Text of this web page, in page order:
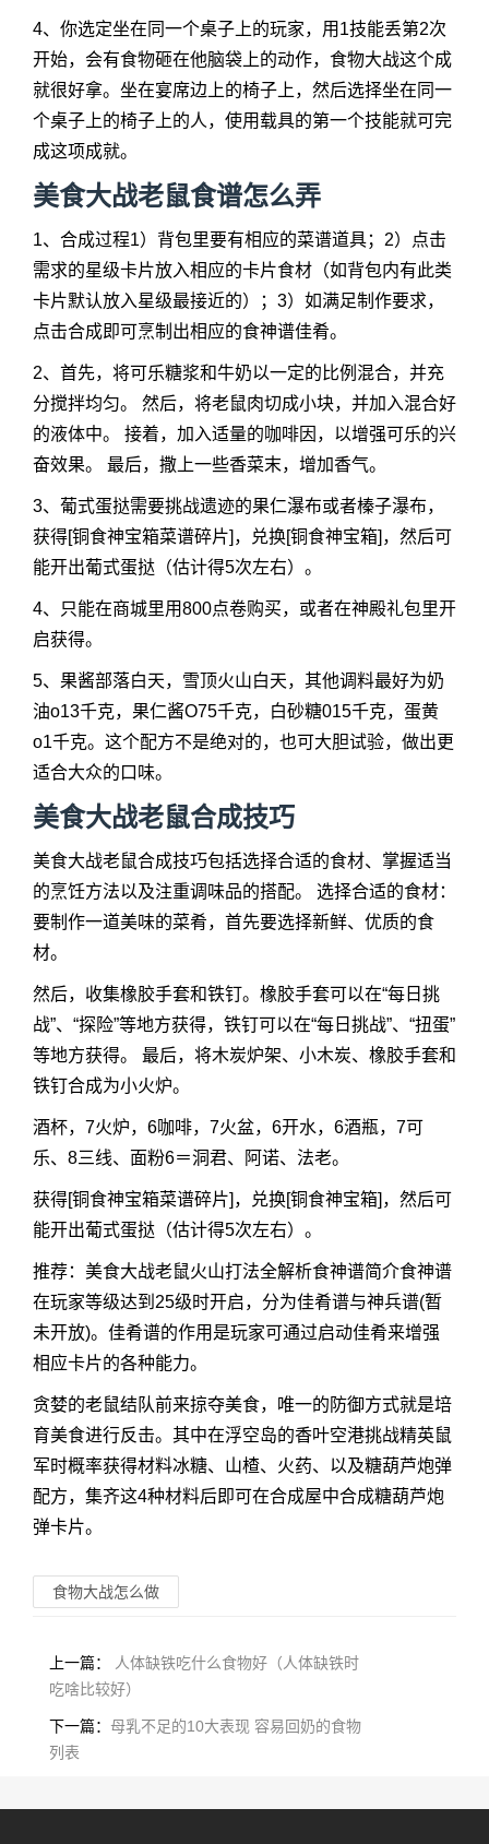
4、你选定坐在同一个桌子上的玩家，用1技能丢第2次
开始，会有食物砸在他脑袋上的动作，食物大战这个成
就很好拿。坐在宴席边上的椅子上，然后选择坐在同一
个桌子上的椅子上的人，使用载具的第一个技能就可完
成这项成就。
美食大战老鼠食谱怎么弄
1、合成过程1）背包里要有相应的菜谱道具；2）点击
需求的星级卡片放入相应的卡片食材（如背包内有此类
卡片默认放入星级最接近的）；3）如满足制作要求，
点击合成即可烹制出相应的食神谱佳肴。
2、首先，将可乐糖浆和牛奶以一定的比例混合，并充
分搅拌均匀。 然后，将老鼠肉切成小块，并加入混合好
的液体中。 接着，加入适量的咖啡因，以增强可乐的兴
奋效果。 最后，撒上一些香菜末，增加香气。
3、葡式蛋挞需要挑战遗迹的果仁瀑布或者榛子瀑布，
获得[铜食神宝箱菜谱碎片]，兑换[铜食神宝箱]，然后可
能开出葡式蛋挞（估计得5次左右）。
4、只能在商城里用800点卷购买，或者在神殿礼包里开
启获得。
5、果酱部落白天，雪顶火山白天，其他调料最好为奶
油o13千克，果仁酱O75千克，白砂糖015千克，蛋黄
o1千克。这个配方不是绝对的，也可大胆试验，做出更
适合大众的口味。
美食大战老鼠合成技巧
美食大战老鼠合成技巧包括选择合适的食材、掌握适当
的烹饪方法以及注重调味品的搭配。 选择合适的食材：
要制作一道美味的菜肴，首先要选择新鲜、优质的食
材。
然后，收集橡胶手套和铁钉。橡胶手套可以在“每日挑
战”、“探险”等地方获得，铁钉可以在“每日挑战”、“扭蛋”
等地方获得。 最后，将木炭炉架、小木炭、橡胶手套和
铁钉合成为小火炉。
酒杯，7火炉，6咖啡，7火盆，6开水，6酒瓶，7可
乐、8三线、面粉6＝洞君、阿诺、法老。
获得[铜食神宝箱菜谱碎片]，兑换[铜食神宝箱]，然后可
能开出葡式蛋挞（估计得5次左右）。
推荐：美食大战老鼠火山打法全解析食神谱简介食神谱
在玩家等级达到25级时开启，分为佳肴谱与神兵谱(暂
未开放)。佳肴谱的作用是玩家可通过启动佳肴来增强
相应卡片的各种能力。
贪婪的老鼠结队前来掠夺美食，唯一的防御方式就是培
育美食进行反击。其中在浮空岛的香叶空港挑战精英鼠
军时概率获得材料冰糖、山楂、火药、以及糖葫芦炮弹
配方，集齐这4种材料后即可在合成屋中合成糖葫芦炮
弹卡片。
食物大战怎么做
上一篇：
人体缺铁吃什么食物好（人体缺铁时
吃啥比较好）
下一篇： 母乳不足的10大表现 容易回奶的食物
列表